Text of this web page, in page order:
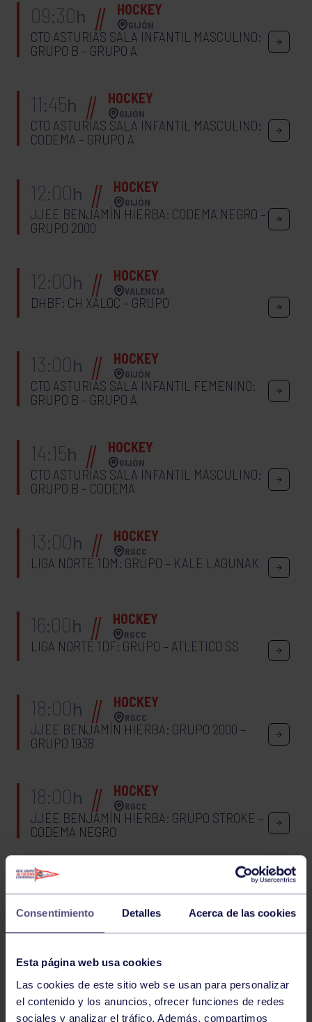
Consentimiento Detalles Acerca de las cookies
Esta página web usa cookies
Las cookies de este sitio web se usan para personalizar
el contenido y los anuncios, ofrecer funciones de redes
sociales y analizar el tráfico. Además, compartimos
09:30h HOCKEY
GIJÓN
CTO ASTURIAS SALA INFANTIL MASCULINO:
GRUPO B – GRUPO A
11:45h HOCKEY
GIJÓN
CTO ASTURIAS SALA INFANTIL MASCULINO:
CODEMA – GRUPO A
12:00h HOCKEY
GIJÓN
JJEE BENJAMÍN HIERBA: CODEMA NEGRO –
GRUPO 2000
12:00h HOCKEY
VALENCIA
DHBF: CH XALOC – GRUPO
13:00h HOCKEY
GIJÓN
CTO ASTURIAS SALA INFANTIL FEMENINO:
GRUPO B – GRUPO A
14:15h HOCKEY
GIJÓN
CTO ASTURIAS SALA INFANTIL MASCULINO:
GRUPO B – CODEMA
13:00h HOCKEY
RGCC
LIGA NORTE 1DM: GRUPO – KALE LAGUNAK
16:00h HOCKEY
RGCC
LIGA NORTE 1DF: GRUPO – ATLETICO SS
18:00h HOCKEY
RGCC
JJEE BENJAMÍN HIERBA: GRUPO 2000 –
GRUPO 1938
18:00h HOCKEY
RGCC
JJEE BENJAMÍN HIERBA: GRUPO STROKE –
CODEMA NEGRO
18:00 RGCC
JJEE ALEVÍN HIERBA: GRUPO F – LLOBERU
9 12
18 19 20